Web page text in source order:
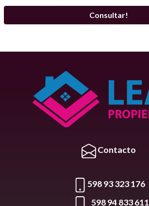
Contacto
598 93 323 176
598 94 833 611